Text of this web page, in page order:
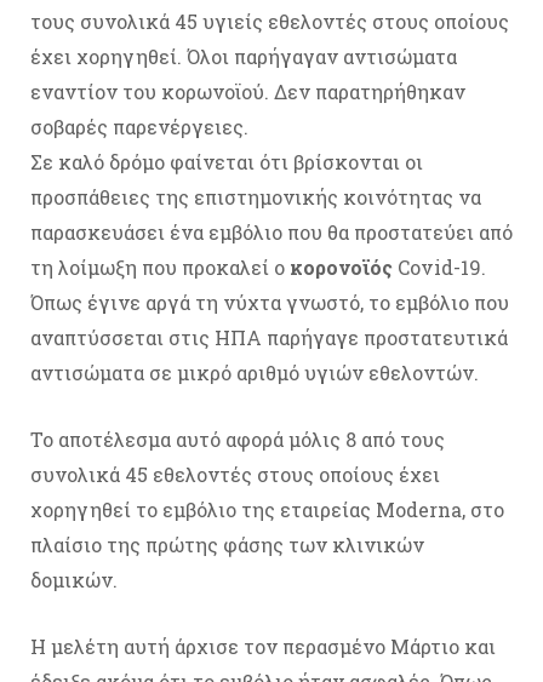
τους συνολικά 45 υγιείς εθελοντές στους οποίους
έχει χορηγηθεί. Όλοι παρήγαγαν αντισώματα
εναντίον του κορωνοϊού. Δεν παρατηρήθηκαν
σοβαρές παρενέργειες.
Σε καλό δρόμο φαίνεται ότι βρίσκονται οι
προσπάθειες της επιστημονικής κοινότητας να
παρασκευάσει ένα εμβόλιο που θα προστατεύει από
τη λοίμωξη που προκαλεί ο κορονοϊός Covid-19.
Όπως έγινε αργά τη νύχτα γνωστό, το εμβόλιο που
αναπτύσσεται στις ΗΠΑ παρήγαγε προστατευτικά
αντισώματα σε μικρό αριθμό υγιών εθελοντών.
Το αποτέλεσμα αυτό αφορά μόλις 8 από τους
συνολικά 45 εθελοντές στους οποίους έχει
χορηγηθεί το εμβόλιο της εταιρείας Moderna, στο
πλαίσιο της πρώτης φάσης των κλινικών
δομικών.
Η μελέτη αυτή άρχισε τον περασμένο Μάρτιο και